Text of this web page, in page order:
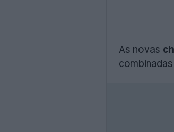
As novas